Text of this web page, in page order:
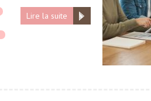
Lire la suite